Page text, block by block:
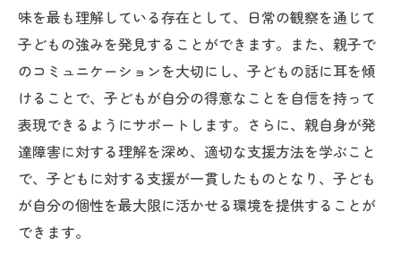
味を最も理解している存在として、日常の観察を通じて
子どもの強みを発見することができます。また、親子で
のコミュニケーションを大切にし、子どもの話に耳を傾
けることで、子どもが自分の得意なことを自信を持って
表現できるようにサポートします。さらに、親自身が発
達障害に対する理解を深め、適切な支援方法を学ぶこと
で、子どもに対する支援が一貫したものとなり、子ども
が自分の個性を最大限に活かせる環境を提供することが
できます。